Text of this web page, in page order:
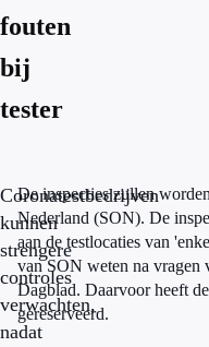
fouten
bij
tester
Coronatestbedrijven
kunnen
strengere
controles
verwachten,
nadat
De inspecties zullen
Nederland (SON). De
aan de testlocaties van
van SON weten na vragen
Dagblad. Daarvoor heeft
gereserveerd.